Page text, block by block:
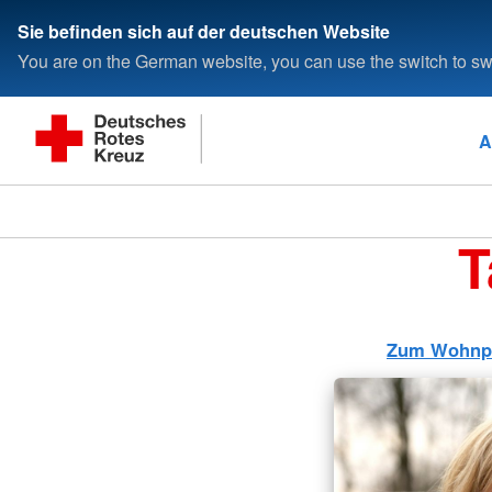
Sie befinden sich auf der deutschen Website
You are on the German website, you can use the switch to
Zum